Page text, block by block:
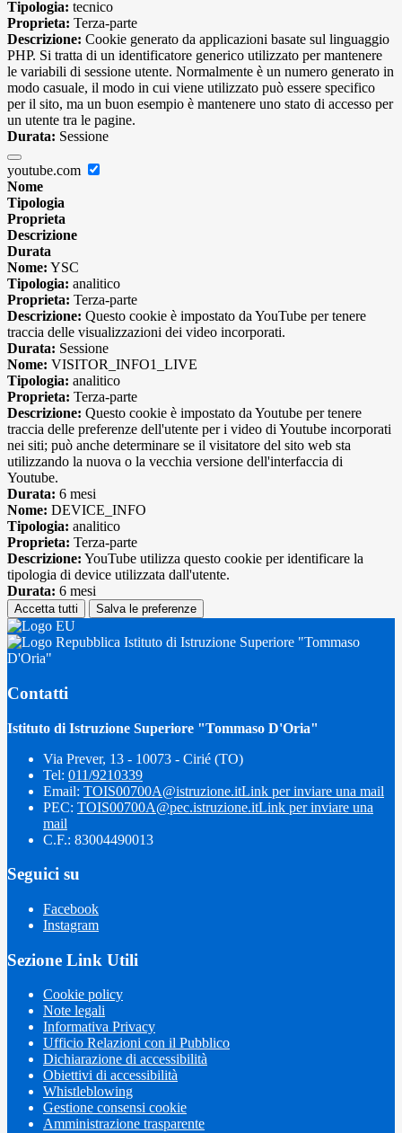
Tipologia: tecnico
Proprieta: Terza-parte
Descrizione: Cookie generato da applicazioni basate sul linguaggio
PHP. Si tratta di un identificatore generico utilizzato per mantenere
le variabili di sessione utente. Normalmente è un numero generato in
modo casuale, il modo in cui viene utilizzato può essere specifico
per il sito, ma un buon esempio è mantenere uno stato di accesso per
un utente tra le pagine.
Durata: Sessione
youtube.com
Nome
Tipologia
Proprieta
Descrizione
Durata
Nome: YSC
Tipologia: analitico
Proprieta: Terza-parte
Descrizione: Questo cookie è impostato da YouTube per tenere
traccia delle visualizzazioni dei video incorporati.
Durata: Sessione
Nome: VISITOR_INFO1_LIVE
Tipologia: analitico
Proprieta: Terza-parte
Descrizione: Questo cookie è impostato da Youtube per tenere
traccia delle preferenze dell'utente per i video di Youtube incorporati
nei siti; può anche determinare se il visitatore del sito web sta
utilizzando la nuova o la vecchia versione dell'interfaccia di
Youtube.
Durata: 6 mesi
Nome: DEVICE_INFO
Tipologia: analitico
Proprieta: Terza-parte
Descrizione: YouTube utilizza questo cookie per identificare la
tipologia di device utilizzata dall'utente.
Durata: 6 mesi
Accetta tutti Salva le preferenze
Istituto di Istruzione Superiore "Tommaso
D'Oria"
Contatti
Istituto di Istruzione Superiore "Tommaso D'Oria"
Via Prever, 13 - 10073 - Cirié (TO)
Tel: 011/9210339
Email: TOIS00700A@istruzione.itLink per inviare una mail
PEC: TOIS00700A@pec.istruzione.itLink per inviare una
mail
C.F.: 83004490013
Seguici su
Facebook
Instagram
Sezione Link Utili
Cookie policy
Note legali
Informativa Privacy
Ufficio Relazioni con il Pubblico
Dichiarazione di accessibilità
Obiettivi di accessibilità
Whistleblowing
Gestione consensi cookie
Amministrazione trasparente